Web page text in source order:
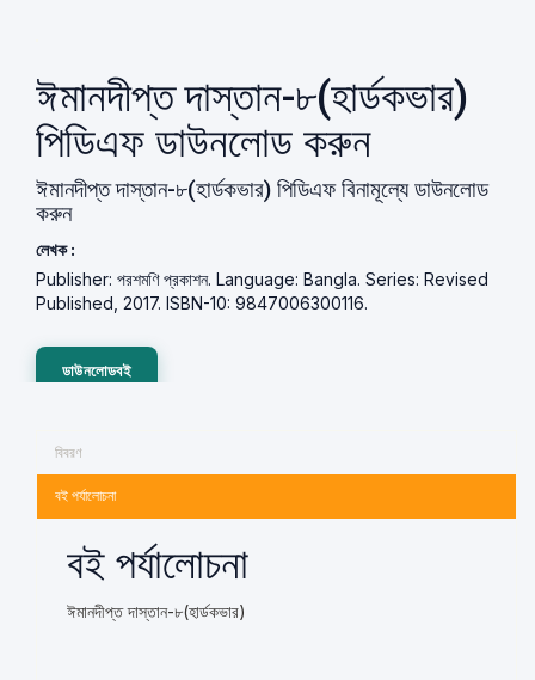
ঈমানদীপ্ত দাস্তান-৮(হার্ডকভার)
পিডিএফ ডাউনলোড করুন
ঈমানদীপ্ত দাস্তান-৮(হার্ডকভার) পিডিএফ বিনামূল্যে ডাউনলোড
করুন
লেখক :
Publisher: পরশমণি প্রকাশন. Language: Bangla. Series: Revised
Published, 2017. ISBN-10: 9847006300116.
ডাউনলোডবই
বিবরণ
বই পর্যালোচনা
বই পর্যালোচনা
ঈমানদীপ্ত দাস্তান-৮(হার্ডকভার)